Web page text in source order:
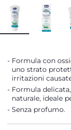
Formula con
uno strato
irritazioni
Formula
naturale, ideale
Senza profumo.